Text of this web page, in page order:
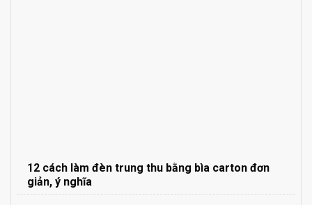
12 cách làm đèn trung thu bằng bìa carton đơn
giản, ý nghĩa